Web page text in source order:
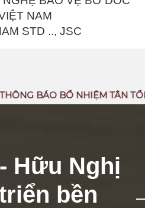
NAM
STD .., JSC
BÁO BỔ NHIỆM TÂN TỔNG
Hữu Nghị
bền